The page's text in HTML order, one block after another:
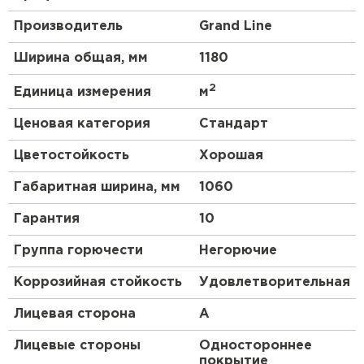
не менее 0,7 мм.
Структура. Профнастил – композитный
(многослойный) материал. У разных марок
число слоев меняется от 3 до 10; толщина
также может быть разной.
Производитель Grand Line
Ширина общая, мм 1180
Единица измерения м2
Ценовая категория Стандарт
Цветостойкость Хорошая
Габаритная ширина, мм 1060
Гарантия 10
Группа горючести Негорючие
Коррозийная стойкость Удовлетворительная
Лицевая сторона A
Лицевые стороны
Одностороннее
покрытие